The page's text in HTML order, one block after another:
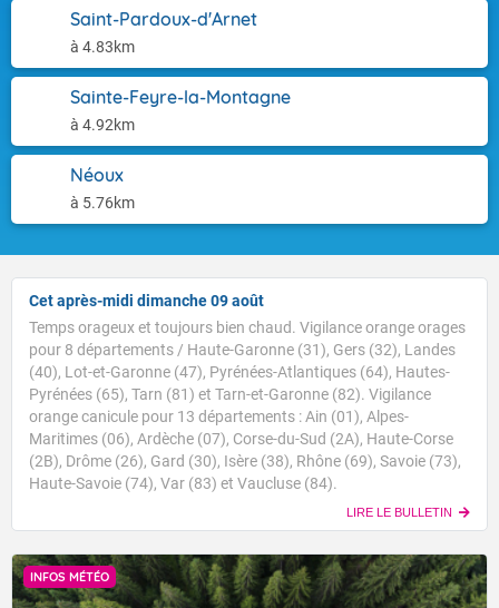
Saint-Pardoux-d'Arnet
à 4.83km
Sainte-Feyre-la-Montagne
à 4.92km
Néoux
à 5.76km
Cet après-midi dimanche 09 août
Temps orageux et toujours bien chaud. Vigilance orange orages
pour 8 départements / Haute-Garonne (31), Gers (32), Landes
(40), Lot-et-Garonne (47), Pyrénées-Atlantiques (64), Hautes-
Pyrénées (65), Tarn (81) et Tarn-et-Garonne (82). Vigilance
orange canicule pour 13 départements : Ain (01), Alpes-
Maritimes (06), Ardèche (07), Corse-du-Sud (2A), Haute-Corse
(2B), Drôme (26), Gard (30), Isère (38), Rhône (69), Savoie (73),
Haute-Savoie (74), Var (83) et Vaucluse (84).
LIRE LE BULLETIN
INFOS MÉTÉO